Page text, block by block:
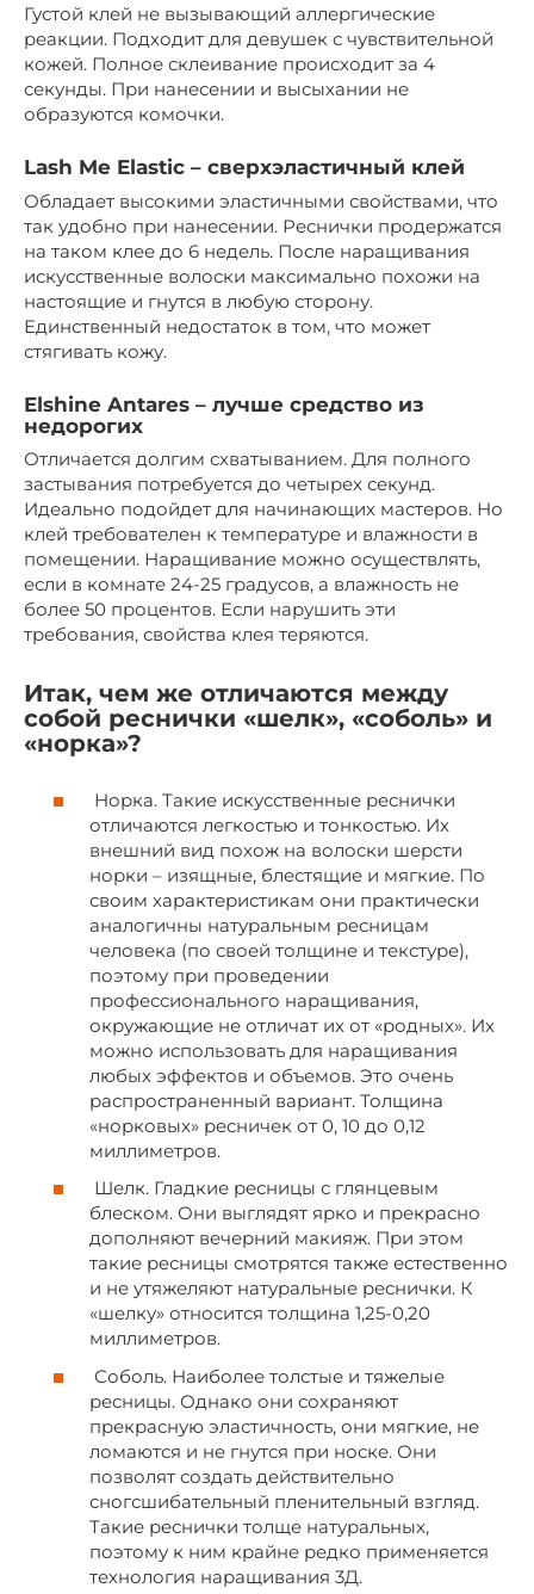
Густой клей не вызывающий аллергические
реакции. Подходит для девушек с чувствительной
кожей. Полное склеивание происходит за 4
секунды. При нанесении и высыхании не
образуются комочки.
Lash Me Elastic – сверхэластичный клей
Обладает высокими эластичными свойствами, что
так удобно при нанесении. Реснички продержатся
на таком клее до 6 недель. После наращивания
искусственные волоски максимально похожи на
настоящие и гнутся в любую сторону.
Единственный недостаток в том, что может
стягивать кожу.
Elshine Antares – лучше средство из
недорогих
Отличается долгим схватыванием. Для полного
застывания потребуется до четырех секунд.
Идеально подойдет для начинающих мастеров. Но
клей требователен к температуре и влажности в
помещении. Наращивание можно осуществлять,
если в комнате 24-25 градусов, а влажность не
более 50 процентов. Если нарушить эти
требования, свойства клея теряются.
Итак, чем же отличаются между
собой реснички «шелк», «соболь» и
«норка»?
Норка. Такие искусственные реснички
отличаются легкостью и тонкостью. Их
внешний вид похож на волоски шерсти
норки – изящные, блестящие и мягкие. По
своим характеристикам они практически
аналогичны натуральным ресницам
человека (по своей толщине и текстуре),
поэтому при проведении
профессионального наращивания,
окружающие не отличат их от «родных». Их
можно использовать для наращивания
любых эффектов и объемов. Это очень
распространенный вариант. Толщина
«норковых» ресничек от 0, 10 до 0,12
миллиметров.
Шелк. Гладкие ресницы с глянцевым
блеском. Они выглядят ярко и прекрасно
дополняют вечерний макияж. При этом
такие ресницы смотрятся также естественно
и не утяжеляют натуральные реснички. К
«шелку» относится толщина 1,25-0,20
миллиметров.
Соболь. Наиболее толстые и тяжелые
ресницы. Однако они сохраняют
прекрасную эластичность, они мягкие, не
ломаются и не гнутся при носке. Они
позволят создать действительно
сногсшибательный пленительный взгляд.
Такие реснички толще натуральных,
поэтому к ним крайне редко применяется
технология наращивания 3Д.